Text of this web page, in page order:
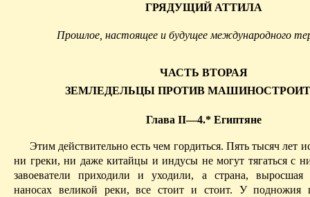
ГРЯДУЩИЙ АТТИЛА
Прошлое, настоящее и будущее международного
ЧАСТЬ ВТОРАЯ
ЗЕМЛЕДЕЛЬЦЫ ПРОТИВ
Глава II—4.* Египтяне
Этим действительноесть чем гордиться. Пять тысяч лет
ни греки, ни даже китайцы и индусы не могут тягаться с
завоеватели приходили и уходили, а страна,
наносах великой реки, все стоит и стоит. У подножия